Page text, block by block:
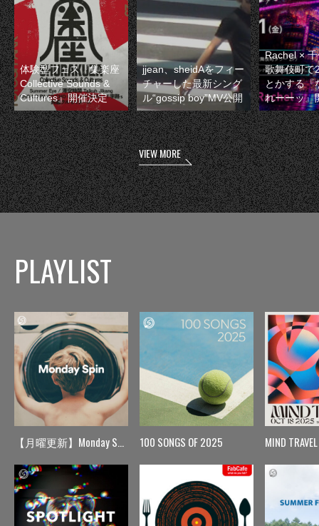
体験型フェス『集楽座
Collective Sounds &
Cultures』開催決定
jjean、sheidAをフィー
チャーした最新シング
ル“gossip boy”MV公開
Rachel ×
歌舞伎町で
とかする『
れーーッ』
VIEW MORE
PLAYLIST
【月曜更新】Monday Spin 100 SONGS OF 2025 MIND TRAVEL